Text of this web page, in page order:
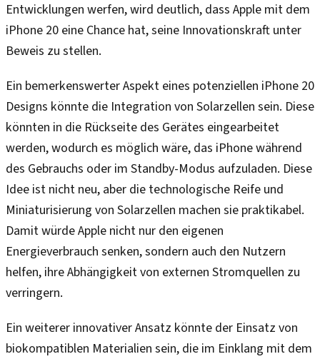
Entwicklungen werfen, wird deutlich, dass Apple mit dem
iPhone 20 eine Chance hat, seine Innovationskraft unter
Beweis zu stellen.
Ein bemerkenswerter Aspekt eines potenziellen iPhone 20
Designs könnte die Integration von Solarzellen sein. Diese
könnten in die Rückseite des Gerätes eingearbeitet
werden, wodurch es möglich wäre, das iPhone während
des Gebrauchs oder im Standby-Modus aufzuladen. Diese
Idee ist nicht neu, aber die technologische Reife und
Miniaturisierung von Solarzellen machen sie praktikabel.
Damit würde Apple nicht nur den eigenen
Energieverbrauch senken, sondern auch den Nutzern
helfen, ihre Abhängigkeit von externen Stromquellen zu
verringern.
Ein weiterer innovativer Ansatz könnte der Einsatz von
biokompatiblen Materialien sein, die im Einklang mit dem